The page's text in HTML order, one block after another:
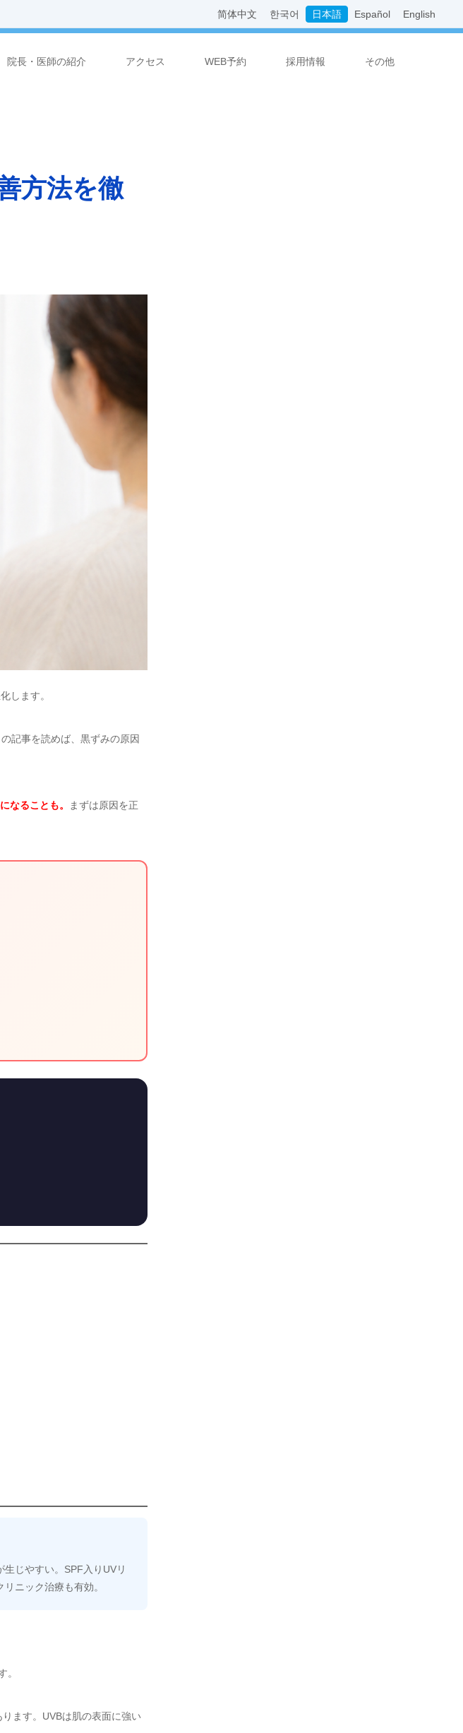
简体中文 한국어 日本語 Español English
院長・医師の紹介 アクセス WEB予約 採用情報 その他
方法を徹
します。
記事を読めば、黒ずみの原因
なることも。 まずは原因を正
じやすい。SPF入りUVリ
ニック治療も有効。
。
ります。UVBは肌の表面に強い